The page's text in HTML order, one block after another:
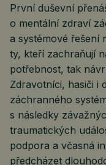
První duševní
o mentální zdraví
a systémové řešení
ty, kteří zachraňují
potřebnost, tak
Zdravotníci, hasiči i
záchranného
s následky
traumatických
podpora a včasná
předcházet